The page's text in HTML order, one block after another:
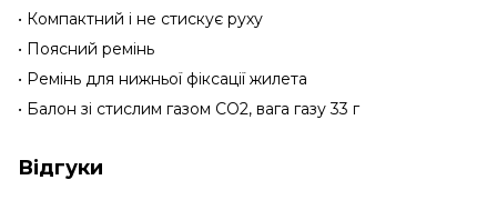
• Компактний і не стискує руху
• Поясний ремінь
• Ремінь для нижньої фіксації жилета
• Балон зі стислим газом CO2, вага газу 33 г
Відгуки